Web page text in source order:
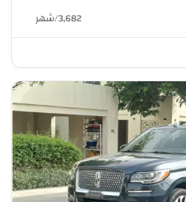
3,682
/شهر